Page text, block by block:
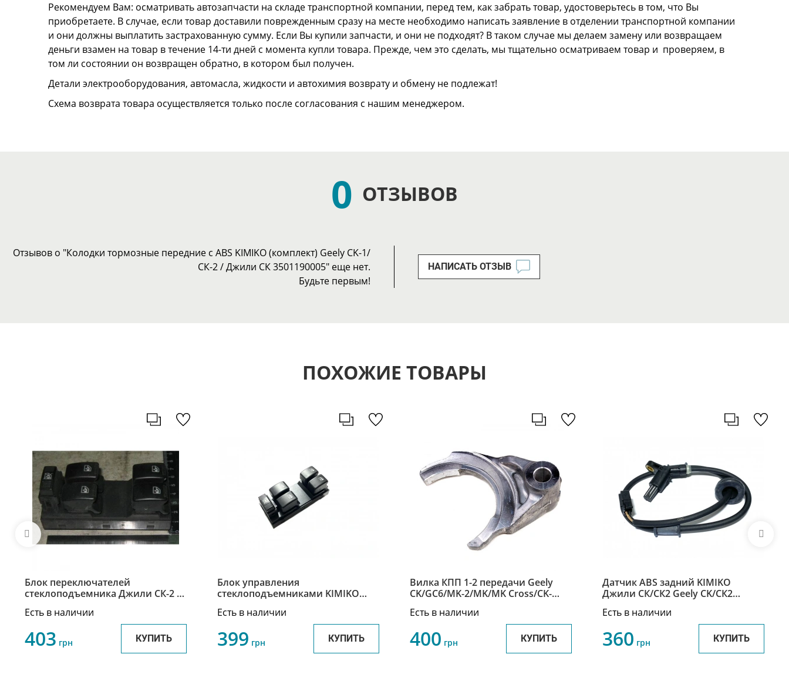
Рекомендуем Вам: осматривать автозапчасти на складе транспортной компании, перед тем, как забрать товар, удостоверьтесь в том, что Вы
приобретаете. В случае, если товар доставили поврежденным сразу на месте необходимо написать заявление в отделении транспортной компании
и они должны выплатить застрахованную сумму. Если Вы купили запчасти, и они не подходят? В таком случае мы делаем замену или возвращаем
деньги взамен на товар в течение 14-ти дней с момента купли товара. Прежде, чем это сделать, мы тщательно осматриваем товар и проверяем, в
том ли состоянии он возвращен обратно, в котором был получен.
Детали электрооборудования, автомасла, жидкости и автохимия возврату и обмену не подлежат!
Схема возврата товара осуществляется только после согласования с нашим менеджером.
0 ОТЗЫВОВ
Отзывов о "Колодки тормозные передние с ABS KIMIKO (комплект) Geely CK-1/
СК-2 / Джили СК 3501190005" еще нет.
Будьте первым!
НАПИСАТЬ ОТЗЫВ
ПОХОЖИЕ ТОВАРЫ
Блок переключателей
стеклоподъемника Джили СК-2 /
Есть в наличии
403 грн КУПИТЬ
Блок управления
стеклоподъемниками KIMIKO
Есть в наличии
399 грн КУПИТЬ
Вилка КПП 1-2 передачи Geely
CK/GC6/MK-2/MK/MK Cross/CK-
3170202401
Есть в наличии
400 грн КУПИТЬ
Датчик ABS задний KIMIKO
Джили СК/СК2 Geely CK/СК2
Есть в наличии
360 грн КУПИТЬ